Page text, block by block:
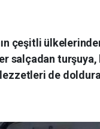
çeşitli
salçadan turşuya,
lezzetleri de